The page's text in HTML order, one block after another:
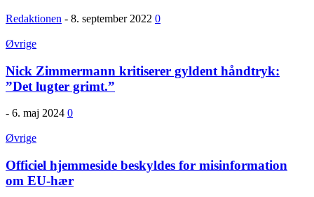
Redaktionen - 8. september 2022 0
Øvrige
Nick Zimmermann kritiserer gyldent håndtryk:
”Det lugter grimt.”
- 6. maj 2024 0
Øvrige
Officiel hjemmeside beskyldes for misinformation
om EU-hær